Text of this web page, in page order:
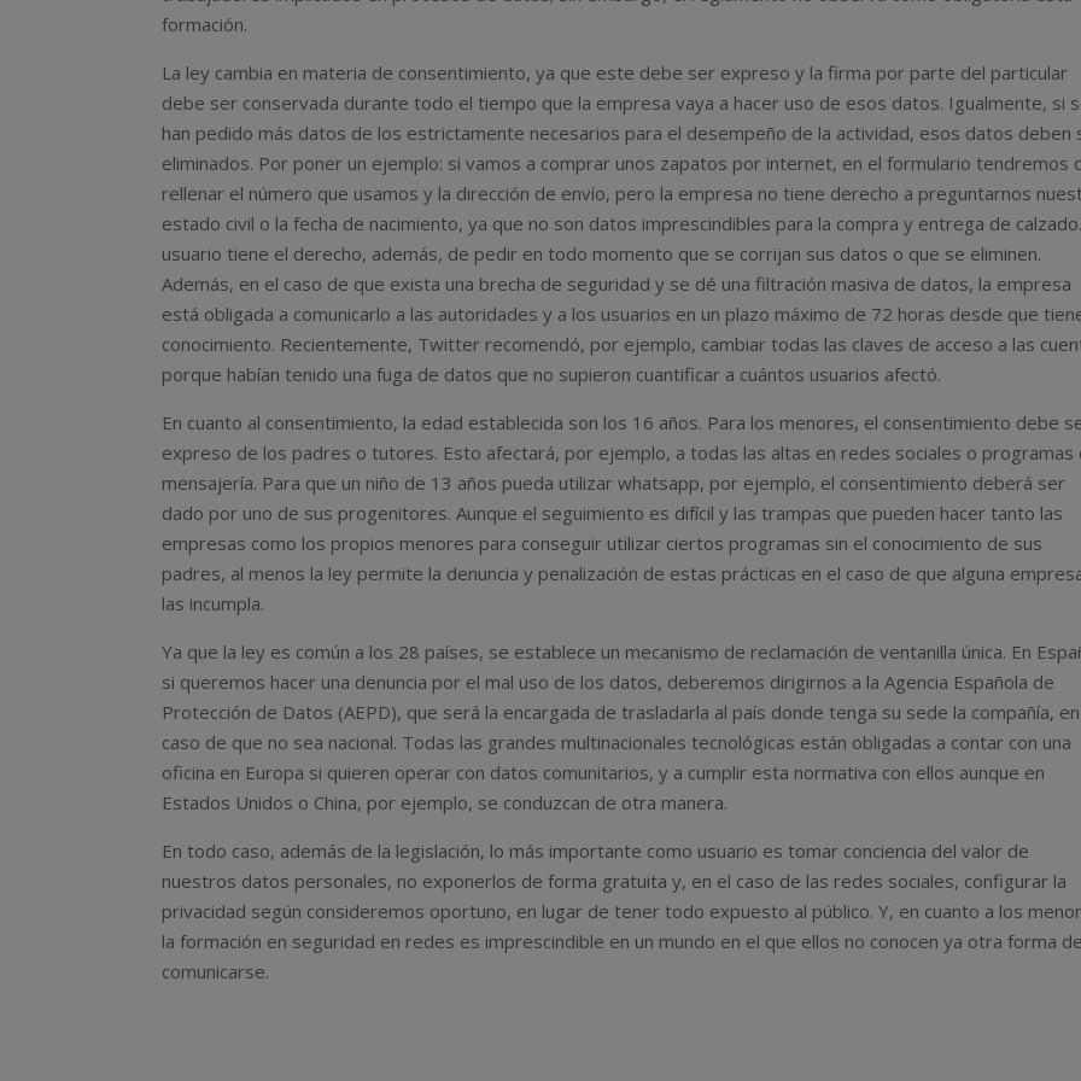
formación.
La ley cambia en materia de consentimiento, ya que este debe ser expreso y la firma por parte del particular
debe ser conservada durante todo el tiempo que la empresa vaya a hacer uso de esos datos. Igualmente, si
han pedido más datos de los estrictamente necesarios para el desempeño de la actividad, esos datos deben
eliminados. Por poner un ejemplo: si vamos a comprar unos zapatos por internet, en el formulario tendremos
rellenar el número que usamos y la dirección de envío, pero la empresa no tiene derecho a preguntarnos
estado civil o la fecha de nacimiento, ya que no son datos imprescindibles para la compra y entrega de
usuario tiene el derecho, además, de pedir en todo momento que se corrijan sus datos o que se eliminen.
Además, en el caso de que exista una brecha de seguridad y se dé una filtración masiva de datos, la empresa
está obligada a comunicarlo a las autoridades y a los usuarios en un plazo máximo de 72 horas desde que
conocimiento. Recientemente, Twitter recomendó, por ejemplo, cambiar todas las claves de acceso a las
porque habían tenido una fuga de datos que no supieron cuantificar a cuántos usuarios afectó.
En cuanto al consentimiento, la edad establecida son los 16 años. Para los menores, el consentimiento debe
expreso de los padres o tutores. Esto afectará, por ejemplo, a todas las altas en redes sociales o programas
mensajería. Para que un niño de 13 años pueda utilizar whatsapp, por ejemplo, el consentimiento deberá ser
dado por uno de sus progenitores. Aunque el seguimiento es difícil y las trampas que pueden hacer tanto las
empresas como los propios menores para conseguir utilizar ciertos programas sin el conocimiento de sus
padres, al menos la ley permite la denuncia y penalización de estas prácticas en el caso de que alguna
las incumpla.
Ya que la ley es común a los 28 países, se establece un mecanismo de reclamación de ventanilla única. En
si queremos hacer una denuncia por el mal uso de los datos, deberemos dirigirnos a la Agencia Española de
Protección de Datos (AEPD), que será la encargada de trasladarla al país donde tenga su sede la compañía,
caso de que no sea nacional. Todas las grandes multinacionales tecnológicas están obligadas a contar con una
oficina en Europa si quieren operar con datos comunitarios, y a cumplir esta normativa con ellos aunque en
Estados Unidos o China, por ejemplo, se conduzcan de otra manera.
En todo caso, además de la legislación, lo más importante como usuario es tomar conciencia del valor de
nuestros datos personales, no exponerlos de forma gratuita y, en el caso de las redes sociales, configurar la
privacidad según consideremos oportuno, en lugar de tener todo expuesto al público. Y, en cuanto a los
la formación en seguridad en redes es imprescindible en un mundo en el que ellos no conocen ya otra forma de
comunicarse.